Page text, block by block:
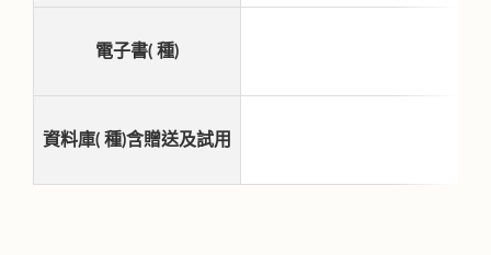
電子書( 種)
資料庫( 種)含贈送及試用